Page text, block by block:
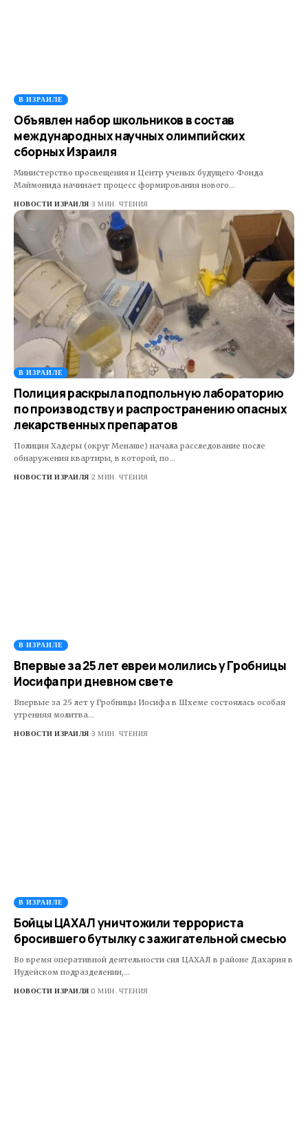
В ИЗРАИЛЕ
Объявлен набор школьников в состав
международных научных олимпийских
сборных Израиля
Министерство просвещения и Центр ученых будущего Фонда
Маймонида начинает процесс формирования нового…
НОВОСТИ ИЗРАИЛЯ 3 МИН. ЧТЕНИЯ
В ИЗРАИЛЕ
Полиция раскрыла подпольную лабораторию
по производству и распространению опасных
лекарственных препаратов
Полиция Хадеры (округ Менаше) начала расследование после
обнаружения квартиры, в которой, по…
НОВОСТИ ИЗРАИЛЯ 2 МИН. ЧТЕНИЯ
В ИЗРАИЛЕ
Впервые за 25 лет евреи молились у Гробницы
Иосифа при дневном свете
Впервые за 25 лет у Гробницы Иосифа в Шхеме состоялась особая
утренняя молитва…
НОВОСТИ ИЗРАИЛЯ 3 МИН. ЧТЕНИЯ
В ИЗРАИЛЕ
Бойцы ЦАХАЛ уничтожили террориста
бросившего бутылку с зажигательной смесью
Во время оперативной деятельности сил ЦАХАЛ в районе Дахария в
Иудейском подразделении,…
НОВОСТИ ИЗРАИЛЯ 0 МИН. ЧТЕНИЯ